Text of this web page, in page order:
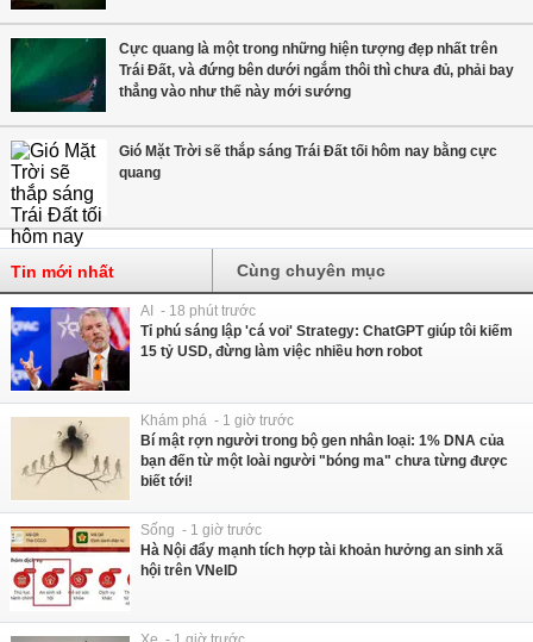
Cực quang là một trong những hiện tượng đẹp nhất trên
Trái Đất, và đứng bên dưới ngắm thôi thì chưa đủ, phải bay
thẳng vào như thế này mới sướng
Gió Mặt Trời sẽ thắp sáng Trái Đất tối hôm nay bằng cực
quang
Tin mới nhất Cùng chuyên mục
AI - 18 phút trước
Tỉ phú sáng lập 'cá voi' Strategy: ChatGPT giúp tôi kiếm
15 tỷ USD, đừng làm việc nhiều hơn robot
Khám phá - 1 giờ trước
Bí mật rợn người trong bộ gen nhân loại: 1% DNA của
bạn đến từ một loài người "bóng ma" chưa từng được
biết tới!
Sống - 1 giờ trước
Hà Nội đẩy mạnh tích hợp tài khoản hưởng an sinh xã
hội trên VNeID